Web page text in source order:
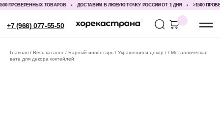
ПРОВЕРЕННЫХ ТОВАРОВ ДОСТАВИМ В ЛЮБУЮ ТОЧКУ РОССИИ ОТ 1 ДНЯ >1500
Главная Весь каталог Барный инвентарь Украшения и декор
Металлическая
вата для декора коктейлей